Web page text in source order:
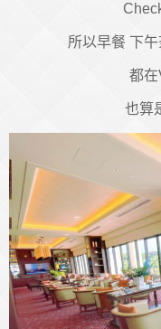
所以早餐 下
都在
也算